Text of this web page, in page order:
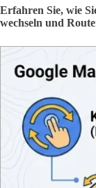
Erfahren Sie, wie
wechseln und